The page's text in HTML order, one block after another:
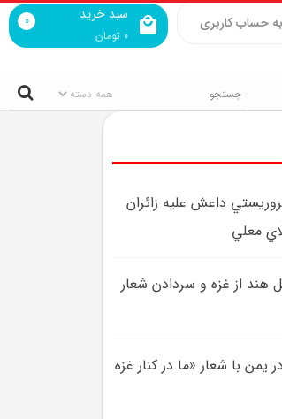
سبد خرید
0 تومان
0 حساب کاربری
داعش عليه زائران
معلي
هند از غزه و سردادن شعار
يمن با شعار «ما در کنار غزه